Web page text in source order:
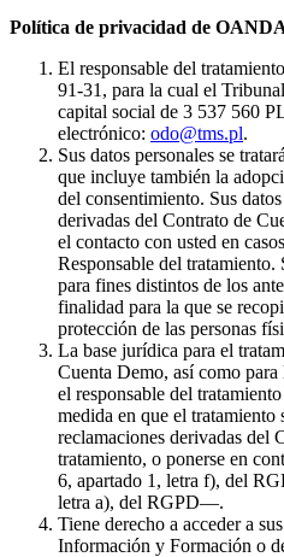
Política de privacidad de
El responsable del
91-31, para la cual el
capital social de 3 537 560
electrónico: odo@tms.pl.
Sus datos personales se
que incluye también la
del consentimiento. Sus
derivadas del Contrato de
el contacto con usted en
Responsable del
para fines distintos de los
finalidad para la que se
protección de las personas
La base jurídica para el
Cuenta Demo, así como
el responsable del
medida en que el tratamiento
reclamaciones derivadas del
tratamiento, o ponerse en
6, apartado 1, letra f), del
letra a), del RGPD—.
Tiene derecho a acceder a
Información y Formación o